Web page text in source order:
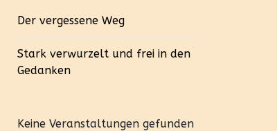
Der vergessene Weg
Stark verwurzelt und frei in den
Gedanken
Keine Veranstaltungen gefunden